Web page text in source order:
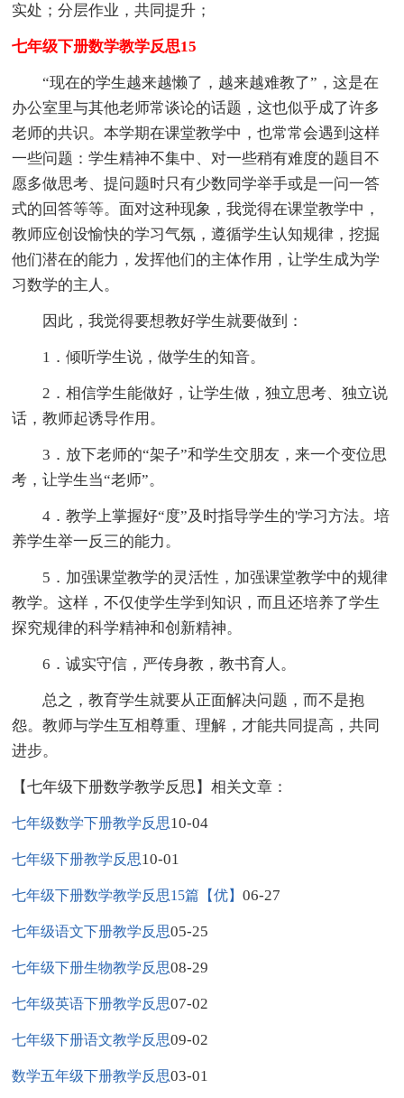
实处；分层作业，共同提升；
七年级下册数学教学反思15
“现在的学生越来越懒了，越来越难教了”，这是在
办公室里与其他老师常谈论的话题，这也似乎成了许多
老师的共识。本学期在课堂教学中，也常常会遇到这样
一些问题：学生精神不集中、对一些稍有难度的题目不
愿多做思考、提问题时只有少数同学举手或是一问一答
式的回答等等。面对这种现象，我觉得在课堂教学中，
教师应创设愉快的学习气氛，遵循学生认知规律，挖掘
他们潜在的能力，发挥他们的主体作用，让学生成为学
习数学的主人。
因此，我觉得要想教好学生就要做到：
1．倾听学生说，做学生的知音。
2．相信学生能做好，让学生做，独立思考、独立说
话，教师起诱导作用。
3．放下老师的“架子”和学生交朋友，来一个变位思
考，让学生当“老师”。
4．教学上掌握好“度”及时指导学生的'学习方法。培
养学生举一反三的能力。
5．加强课堂教学的灵活性，加强课堂教学中的规律
教学。这样，不仅使学生学到知识，而且还培养了学生
探究规律的科学精神和创新精神。
6．诚实守信，严传身教，教书育人。
总之，教育学生就要从正面解决问题，而不是抱
怨。教师与学生互相尊重、理解，才能共同提高，共同
进步。
【七年级下册数学教学反思】相关文章：
七年级数学下册教学反思10-04
七年级下册教学反思10-01
七年级下册数学教学反思15篇【优】06-27
七年级语文下册教学反思05-25
七年级下册生物教学反思08-29
七年级英语下册教学反思07-02
七年级下册语文教学反思09-02
数学五年级下册教学反思03-01